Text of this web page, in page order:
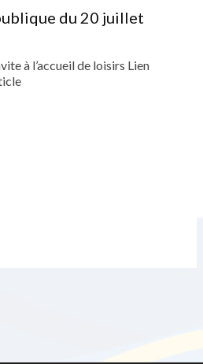
du 20 juillet
à l’accueil de loisirs Lien